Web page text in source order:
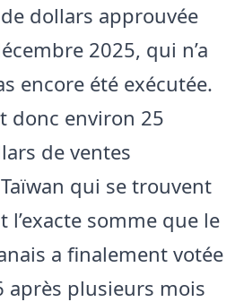
dollars approuvée
2025, qui n’a
encore été exécutée.
donc environ 25
de ventes
qui se trouvent
l’exacte somme que le
a finalement votée
après plusieurs mois